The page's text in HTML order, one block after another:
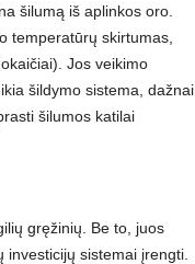
šilumą iš aplinkos oro.
temperatūrų skirtumas,
Jos veikimo
šildymo sistema, dažnai
šilumos katilai
gręžinių. Be to, juos
sistemai įrengti.